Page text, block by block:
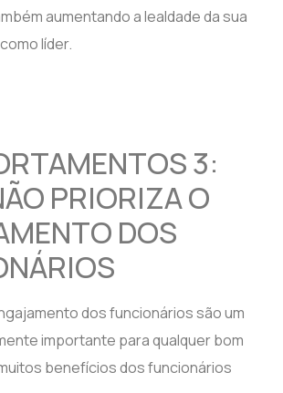
aumentando a lealdade da sua
líder.
3:
PRIORIZA O
DOS
dos funcionários são um
importante para qualquer bom
benefícios dos funcionários